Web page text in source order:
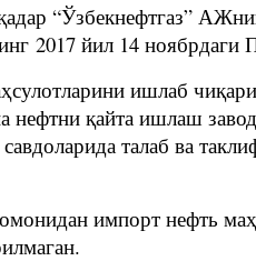
“Ўзбекнефтгаз”
2017 йил 14
ишлаб
нефтни қайта ишлаш
талаб ва
импорт нефть